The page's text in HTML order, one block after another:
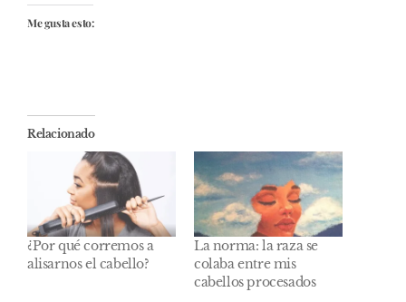
Me gusta esto:
Relacionado
¿Por qué corremos a
alisarnos el cabello?
La norma: la raza se
colaba entre mis
cabellos procesados